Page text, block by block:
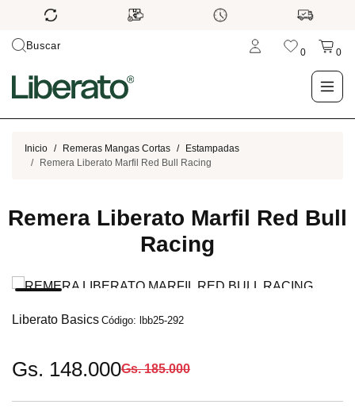
Buscar
0 0
LO NUEVO
BLOG
Inicio Remeras Mangas Cortas
Estampadas
Remera Liberato Marfil Red Bull Racing
Remera Liberato Marfil Red Bull
Racing
Liberato Basics Código: lbb25-292
Gs. 148.000Gs. 185.000